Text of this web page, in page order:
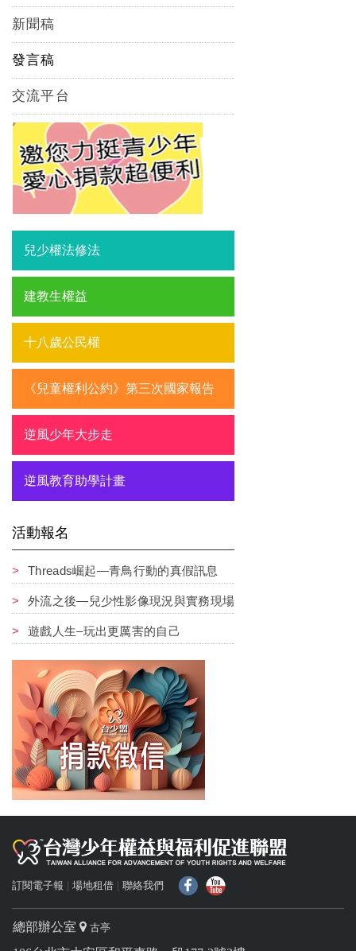
新聞稿
發言稿
交流平台
兒少權法修法
建教生權益
十八歲公民權
《兒童權利公約》第三次國家報告
逆風少年大步走
逆風教育助學計畫
活動報名
Threads崛起—青鳥行動的真假訊息
外流之後—兒少性影像現況與實務現場
遊戲人生–玩出更厲害的自己
訂閱電子報 場地租借 聯絡我們
總部辦公室 古亭